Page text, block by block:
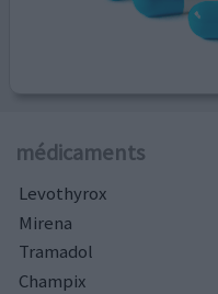
médicaments
Levothyrox
Mirena
Tramadol
Champix